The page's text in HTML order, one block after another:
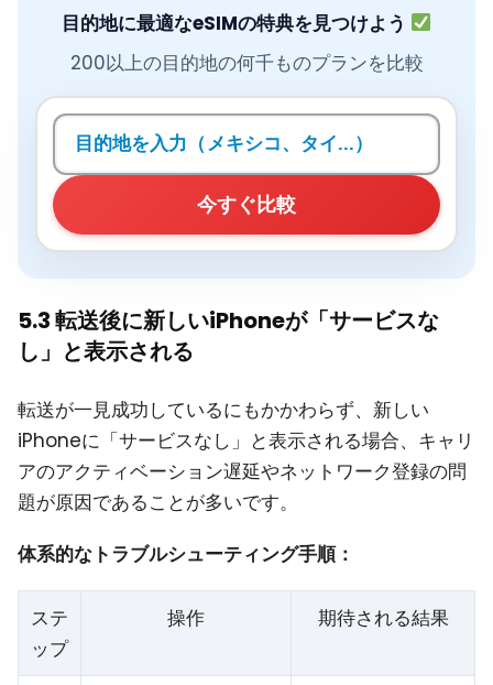
目的地に最適なeSIMの特典を見つけよう
200以上の目的地の何千ものプランを比較
目的地を検索
今すぐ比較
5.3 転送後に新しいiPhoneが「サービスな
し」と表示される
転送が一見成功しているにもかかわらず、新しい
iPhoneに「サービスなし」と表示される場合、キャリ
アのアクティベーション遅延やネットワーク登録の問
題が原因であることが多いです。
体系的なトラブルシューティング手順：
ステ
ップ
操作 期待される結果